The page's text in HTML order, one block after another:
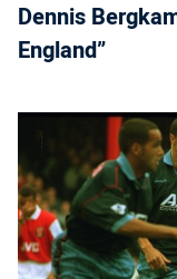
Dennis
England”